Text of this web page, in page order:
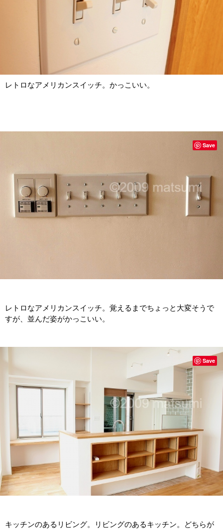
レトロなアメリカンスイッチ。かっこいい。
レトロなアメリカンスイッチ。覚えるまでちょっと大変そうで
すが、並んだ姿がかっこいい。
Save
キッチンのあるリビング。リビングのあるキッチン。どちらが
Save